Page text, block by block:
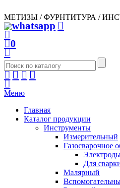
МЕТИЗЫ / ФУРНТИТУРА /
0
Меню
Главная
Каталог продукции
Инструменты
Измерительный
Газосварочное
Для
Малярный